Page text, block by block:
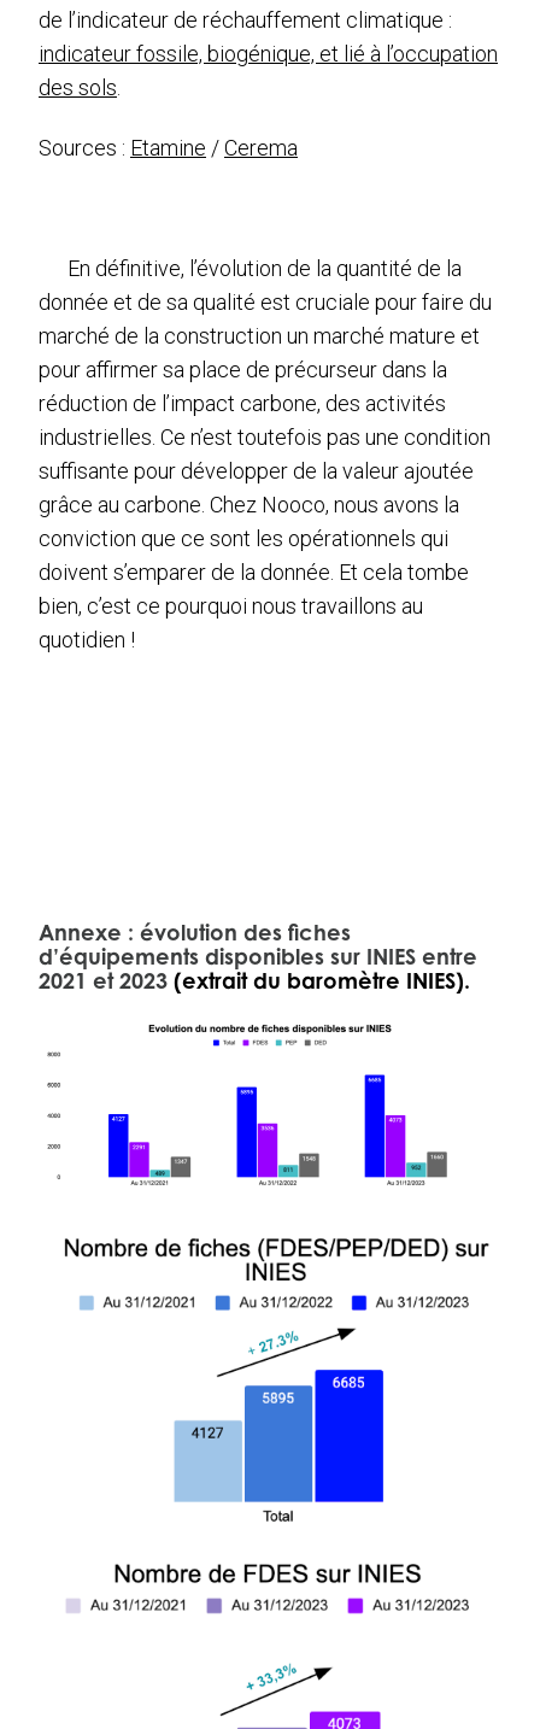
de l’indicateur de réchauffement climatique :
indicateur fossile, biogénique, et lié à l’occupation
des sols
Sources : Etamine /Cerema
En définitive, l’évolution de la quantité de la
donnée et de sa qualité est cruciale pour faire du
marché de la construction un marché mature et
pour affirmer sa place de précurseur dans la
réduction de l’impact carbone, des activités
industrielles. Ce n’est toutefois pas une condition
suffisante pour développer de la valeur ajoutée
grâce au carbone. Chez Nooco, nous avons la
conviction que ce sont les opérationnels qui
doivent s’emparer de la donnée. Et cela tombe
bien, c’est ce pourquoi nous travaillons au
quotidien !
Annexe : évolution des fiches
d’équipements disponibles sur INIES entre
2021 et 2023 (extrait du baromètre INIES).